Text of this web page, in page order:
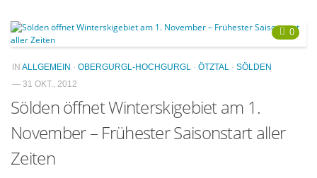
0
IN ALLGEMEIN · OBERGURGL-HOCHGURGL · ÖTZTAL · SÖLDEN
— 31 OKT., 2012
Sölden öffnet Winterskigebiet am 1.
November – Frühester Saisonstart aller
Zeiten